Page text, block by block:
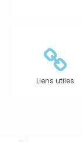
Liens utiles